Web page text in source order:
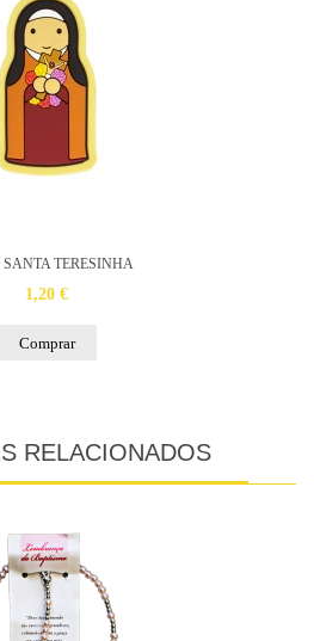
TERESINHA
1,20 €
Comprar
RELACIONADOS